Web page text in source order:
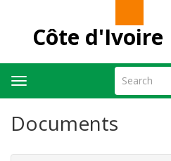
Côte
Search
Toggle
navigation
Documents